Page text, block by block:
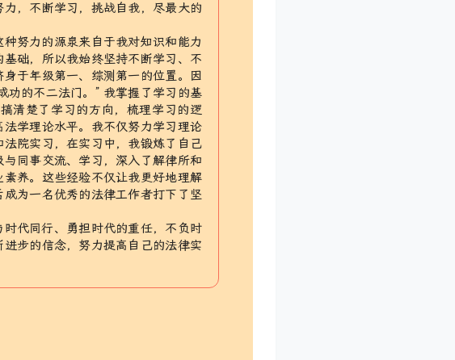
，不断学习，挑战自我，尽最大的
努力的源泉来自于我对知识和能力
础，所以我始终坚持不断学习、不
于年级第一、综测第一的位置。因
功的不二法门。” 我掌握了学习的基
清楚了学习的方向，梳理学习的逻
学理论水平。我不仅努力学习理论
院实习，在实习中，我锻炼了自己
同事交流、学习，深入了解律所和
养。这些经验不仅让我更好地理解
为一名优秀的法律工作者打下了坚
代同行、勇担时代的重任，不负时
步的信念，努力提高自己的法律实